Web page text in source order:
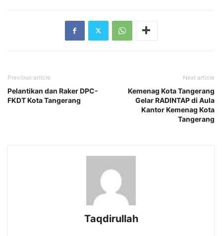
Previous article
Pelantikan dan Raker DPC-
FKDT Kota Tangerang
Next article
Kemenag Kota Tangerang
Gelar RADINTAP di Aula
Kantor Kemenag Kota
Tangerang
Taqdirullah